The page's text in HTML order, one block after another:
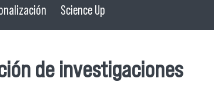
Science Up
de investigaciones